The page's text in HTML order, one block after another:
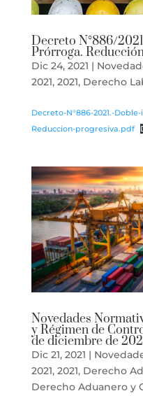
Decreto N°886/
Prórroga.
Dic 24, 2021 |
2021, 2021, Derecho
Decreto-N°886-2021.-
Reduccion-progresiva.pdf
Novedades
y Régimen de
de diciembre de
Dic 21, 2021 |
2021, 2021, Derecho
Derecho Aduanero y